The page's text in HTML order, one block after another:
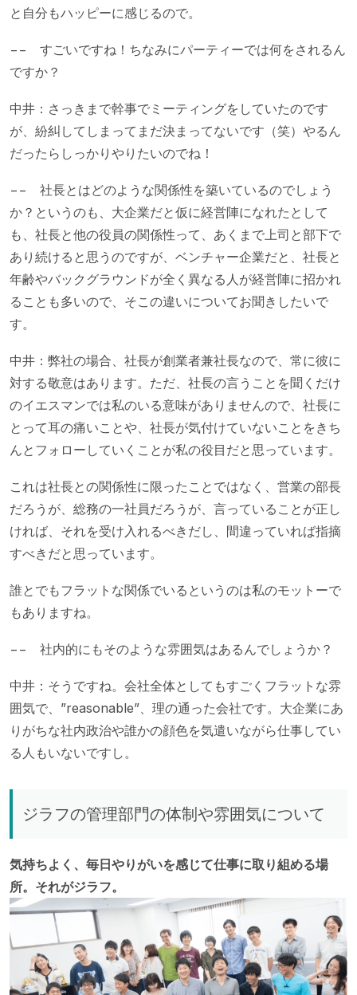
と自分もハッピーに感じるので。
−− すごいですね！ちなみにパーティーでは何をされるん
ですか？
中井：さっきまで幹事でミーティングをしていたのです
が、紛糾してしまってまだ決まってないです（笑）やるん
だったらしっかりやりたいのでね！
−− 社長とはどのような関係性を築いているのでしょう
か？というのも、大企業だと仮に経営陣になれたとして
も、社長と他の役員の関係性って、あくまで上司と部下で
あり続けると思うのですが、ベンチャー企業だと、社長と
年齢やバックグラウンドが全く異なる人が経営陣に招かれ
ることも多いので、そこの違いについてお聞きしたいで
す。
中井：弊社の場合、社長が創業者兼社長なので、常に彼に
対する敬意はあります。ただ、社長の言うことを聞くだけ
のイエスマンでは私のいる意味がありませんので、社長に
とって耳の痛いことや、社長が気付けていないことをきち
んとフォローしていくことが私の役目だと思っています。
これは社長との関係性に限ったことではなく、営業の部長
だろうが、総務の一社員だろうが、言っていることが正し
ければ、それを受け入れるべきだし、間違っていれば指摘
すべきだと思っています。
誰とでもフラットな関係でいるというのは私のモットーで
もありますね。
−− 社内的にもそのような雰囲気はあるんでしょうか？
中井：そうですね。会社全体としてもすごくフラットな雰
囲気で、”reasonable”、理の通った会社です。大企業にあ
りがちな社内政治や誰かの顔色を気遣いながら仕事してい
る人もいないですし。
ジラフの管理部門の体制や雰囲気について
気持ちよく、毎日やりがいを感じて仕事に取り組める場
所。それがジラフ。